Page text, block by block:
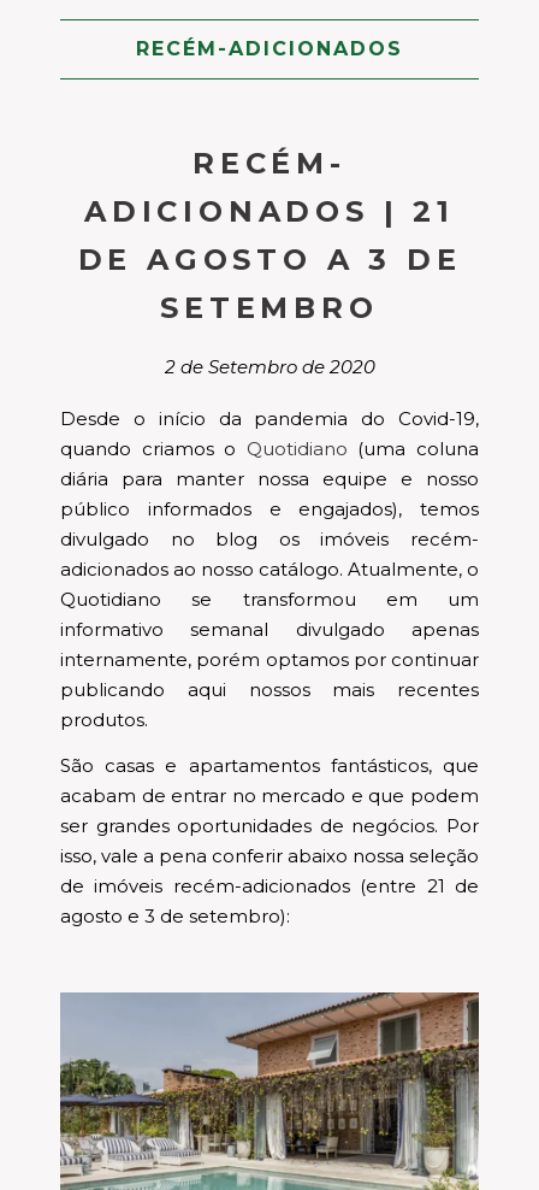
RECÉM-ADICIONADOS
RECÉM-
ADICIONADOS | 21
DE AGOSTO A 3 DE
SETEMBRO
2 de Setembro de 2020
Desde o início da pandemia do Covid-19,
quando criamos o Quotidiano (uma coluna
diária para manter nossa equipe e nosso
público informados e engajados), temos
divulgado no blog os imóveis recém-
adicionados ao nosso catálogo. Atualmente, o
Quotidiano se transformou em um
informativo semanal divulgado apenas
internamente, porém optamos por continuar
publicando aqui nossos mais recentes
produtos.
São casas e apartamentos fantásticos, que
acabam de entrar no mercado e que podem
ser grandes oportunidades de negócios. Por
isso, vale a pena conferir abaixo nossa seleção
de imóveis recém-adicionados (entre 21 de
agosto e 3 de setembro):